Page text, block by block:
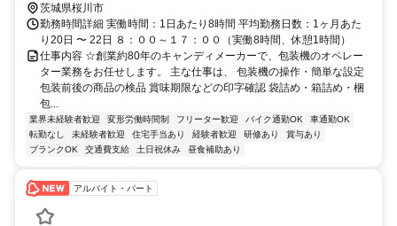
茨城県桜川市
勤務時間詳細 実働時間：1日あたり8時間 平均勤務日数：1ヶ月あた
り20日 〜 22日 ８：００～１７：００（実働8時間、休憩1時間）
仕事内容 ☆創業約80年のキャンディメーカーで、包装機のオペレー
ター業務をお任せします。 主な仕事は、 包装機の操作・簡単な設定
包装前後の商品の検品 賞味期限などの印字確認 袋詰め・箱詰め・梱
包...
業界未経験者歓迎 変形労働時間制 フリーター歓迎 バイク通勤OK
車通勤OK
転勤なし
未経験者歓迎 住宅手当あり 経験者歓迎 研修あり
賞与あり
ブランクOK
交通費支給 土日祝休み 昼食補助あり
アルバイト・パート